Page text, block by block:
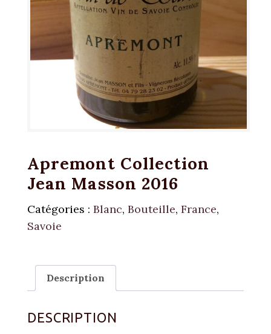
Apremont Collection
Jean Masson 2016
Catégories : Blanc, Bouteille, France,
Savoie
Description
DESCRIPTION